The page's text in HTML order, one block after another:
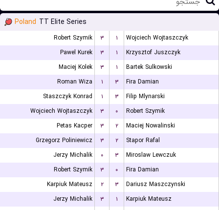
Poland TT Elite Series
Robert Szymik ۳ ۱
Wojciech Wojtaszczyk
Pawel Kurek
۳ ۱
Krzysztof Juszczyk
Maciej Kolek
۳ ۱
Bartek Sulkowski
Roman Wiza
۱ ۳
Fira Damian
Staszczyk Konrad
۱ ۳
Filip Mlynarski
Wojciech Wojtaszczyk
۳ ۰
Robert Szymik
Petas Kacper
۳ ۲
Maciej Nowalinski
Grzegorz Poliniewicz
۳ ۲
Stapor Rafal
Jerzy Michalik
۰ ۳
Miroslaw Lewczuk
Robert Szymik
۳ ۰
Fira Damian
Karpiuk Mateusz
۲ ۳
Dariusz Maszczynski
Jerzy Michalik
۳ ۱
Karpiuk Mateusz